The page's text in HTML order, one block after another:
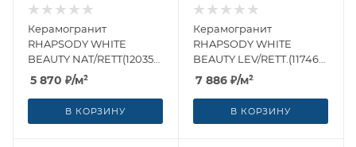
Керамогранит
RHAPSODY WHITE
BEAUTY NAT/RETT(120359)
60x60 от Naxos Ceramica
(Италия)
5 870 ₽/м²
В КОРЗИНУ
Керамогранит
RHAPSODY WHITE
BEAUTY LEV/RETT.(117467)
60x60 от Naxos Ceramica
(Италия)
7 886 ₽/м²
В КОРЗИНУ